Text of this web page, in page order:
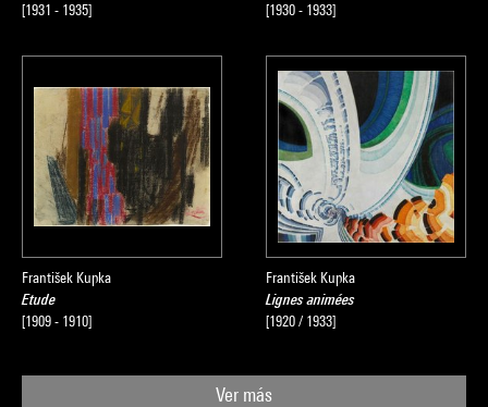
[1931 - 1935]
[1930 - 1933]
František Kupka
Etude
[1909 - 1910]
František Kupka
Lignes animées
[1920 / 1933]
Ver más